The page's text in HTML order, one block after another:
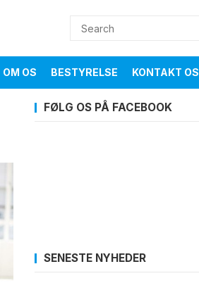
OM OS BESTYRELSE KONTAKT OS
FØLG OS PÅ FACEBOOK
SENESTE NYHEDER